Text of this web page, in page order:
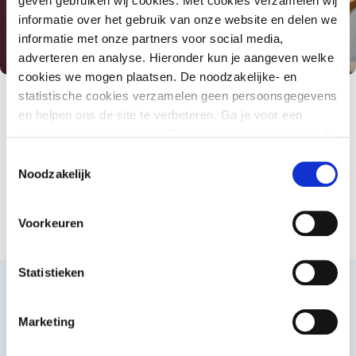
informatie over het gebruik van onze website en delen we
informatie met onze partners voor social media,
adverteren en analyse. Hieronder kun je aangeven welke
cookies we mogen plaatsen. De noodzakelijke- en
statistische cookies verzamelen geen persoonsgegevens
en helpen ons de site te verbeteren. Ga je voor een
Noodzakelijk
Voorkeuren
Statistieken
Marketing